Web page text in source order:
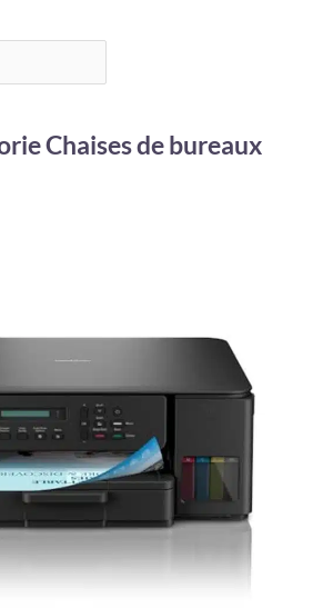
Chaises de bureaux